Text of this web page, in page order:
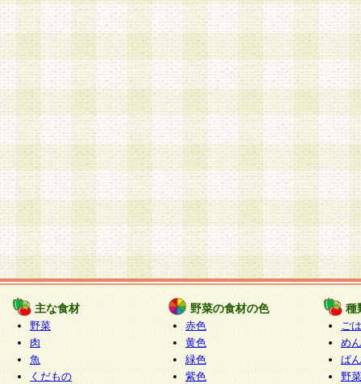
主な食材
野菜
肉
魚
くだもの
野菜の食材の色
赤色
黄色
緑色
紫色
種
ご
めん
ぱん
野